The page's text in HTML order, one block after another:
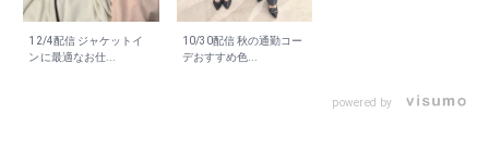
12/4配信 ジャケットイ
ンに最適なお仕...
10/30配信 秋の通勤コー
デおすすめ色...
powered by